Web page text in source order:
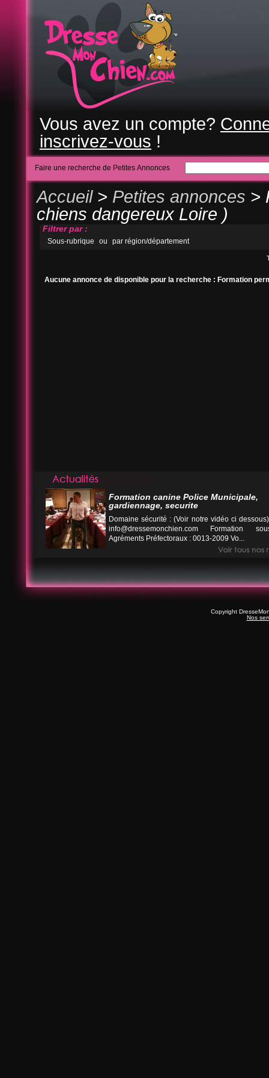
Vous avez un compte?
inscrivez-vous !
Faire une recherche de Petites Annonces
Accueil> Petites annonces >
chiens dangereux Loire )
Filtrer par :
Sous-rubrique ou par région/département
Aucune annonce de disponible pour la recherche : Formation
Formation canine Police Municipale,
gardiennage, securite
Domaine sécurité : (Voir notre vidéo ci
info@dressemonchien.com Formation
Agréments Préfectoraux : 0013-2009 Vo...
Copyright
Nos